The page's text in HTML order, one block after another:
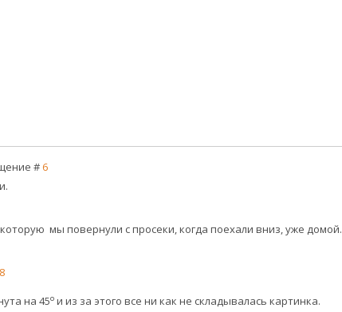
# 6
мы повернули с просеки, когда поехали вниз, уже домой.
на 45o и из за этого все ни как не складывалась картинка.